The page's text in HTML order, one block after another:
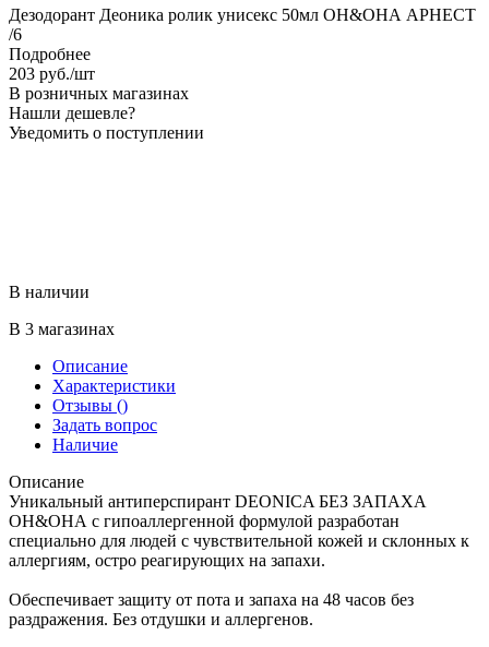
Дезодорант Деоника ролик унисекс 50мл ОН&ОНА АРНЕСТ
/6
Подробнее
203 руб./шт
В розничных магазинах
Нашли дешевле?
Уведомить о поступлении
В наличии
В 3 магазинах
Описание
Характеристики
Отзывы ()
Задать вопрос
Наличие
Описание
Уникальный антиперспирант DEONICA БЕЗ ЗАПАХА
ОН&ОНА с гипоаллергенной формулой разработан
специально для людей с чувствительной кожей и склонных к
аллергиям, остро реагирующих на запахи.
Обеспечивает защиту от пота и запаха на 48 часов без
раздражения. Без отдушки и аллергенов.